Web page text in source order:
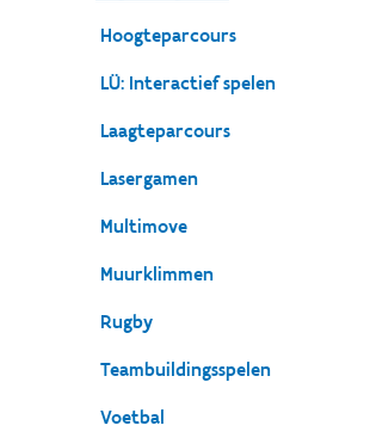
Hoogteparcours
LÜ: Interactief spelen
Laagteparcours
Lasergamen
Multimove
Muurklimmen
Rugby
Teambuildingsspelen
Voetbal